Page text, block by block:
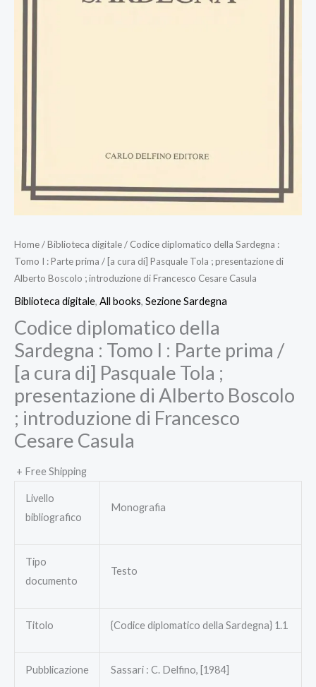
Home/Biblioteca digitale/ Codice diplomatico della Sardegna :
Tomo I : Parte prima / [a cura di] Pasquale Tola ; presentazione di
Alberto Boscolo ; introduzione di Francesco Cesare Casula
Biblioteca digitale, All books, Sezione Sardegna
Codice diplomatico della
Sardegna : Tomo I : Parte prima /
[a cura di] Pasquale Tola ;
presentazione di Alberto Boscolo
; introduzione di Francesco
Cesare Casula
+ Free Shipping
Livello
bibliografico
Monografia
Tipo
documento
Testo
Titolo {Codice diplomatico della Sardegna} 1.1
Pubblicazione Sassari : C. Delfino, [1984]